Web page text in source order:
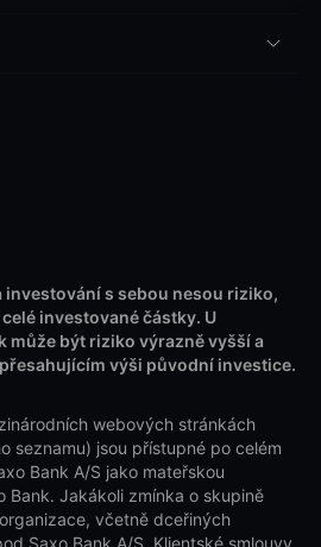
investování s sebou nesou riziko,
investované částky. U
může být riziko výrazně vyšší a
výši původní investice.
webových stránkách
seznamu) jsou přístupné po celém
Bank A/S jako mateřskou
Bank. Jakákoli zmínka o skupině
včetně dceřiných